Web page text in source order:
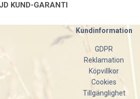
alkaliprodukt eller klorinerad alkalisk
bruksanvisning läs produktblad
KUND-GARANTI
Kundinformation
GDPR
Reklamation
Köpvillkor
Cookies
Tillgänglighet